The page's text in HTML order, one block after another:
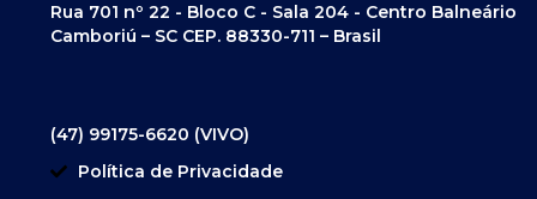
Rua 701 nº 22 - Bloco C - Sala 204 - Centro Balneário
Camboriú – SC CEP. 88330-711 – Brasil
(47) 99175-6620 (VIVO)
Política de Privacidade